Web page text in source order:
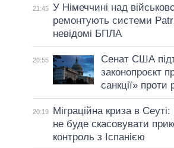
21:45 У Німеччині над
ремонтують системи
невідомі БПЛА
20:55
Сенат США
законопроєкт
санкції» проти
20:19
Міграційна криза в Сеуті:
не буде скасовувати
контроль з Іспанією